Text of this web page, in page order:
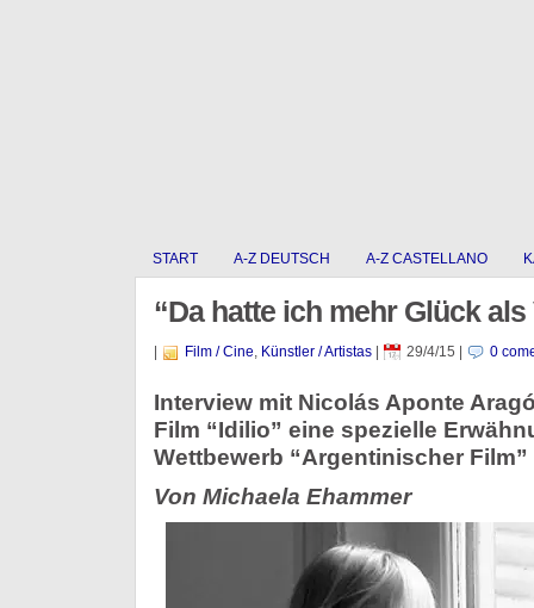
START A-Z DEUTSCH A-Z CASTELLANO
“Da hatte ich mehr Glück als
Film / Cine, Künstler / Artistas| 29/4/15 0
Interview mit Nicolás Aponte
Film “Idilio” eine spezielle
Wettbewerb “Argentinischer
Von Michaela Ehammer